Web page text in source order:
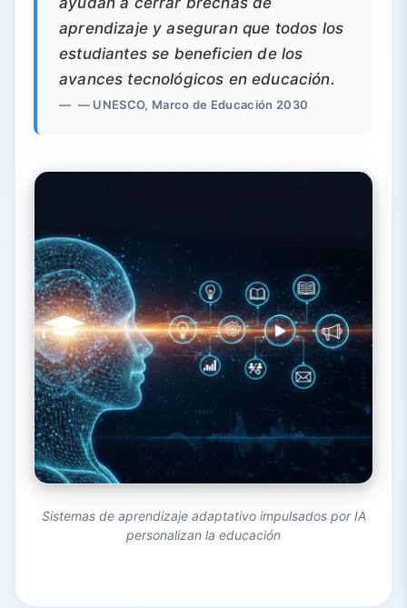
aprendizaje y aseguran que todos los
estudiantes se beneficien de los
avances tecnológicos en educación.
— UNESCO, Marco de Educación 2030
Sistemas de aprendizaje adaptativo impulsados por IA
personalizan la educación